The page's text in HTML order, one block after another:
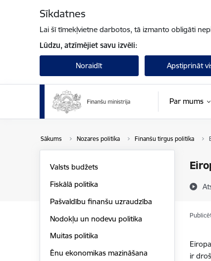
Sīkdatnes
Lai šī tīmekļvietne darbotos, tā izmanto obligāti
Lūdzu, atzīmējiet savu izvēli:
Noraidīt Apstiprināt
Par mums
Sākums Nozares politika Finanšu tirgus politika
Valsts budžets
Fiskālā politika
Pašvaldību finanšu uzraudzība
Nodokļu un nodevu politika
Muitas politika
Ēnu ekonomikas mazināšana
ir